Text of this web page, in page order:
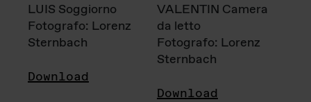
LUIS Soggiorno
Fotografo: Lorenz
Sternbach
Download
VALENTIN Camera
da letto
Fotografo: Lorenz
Sternbach
Download